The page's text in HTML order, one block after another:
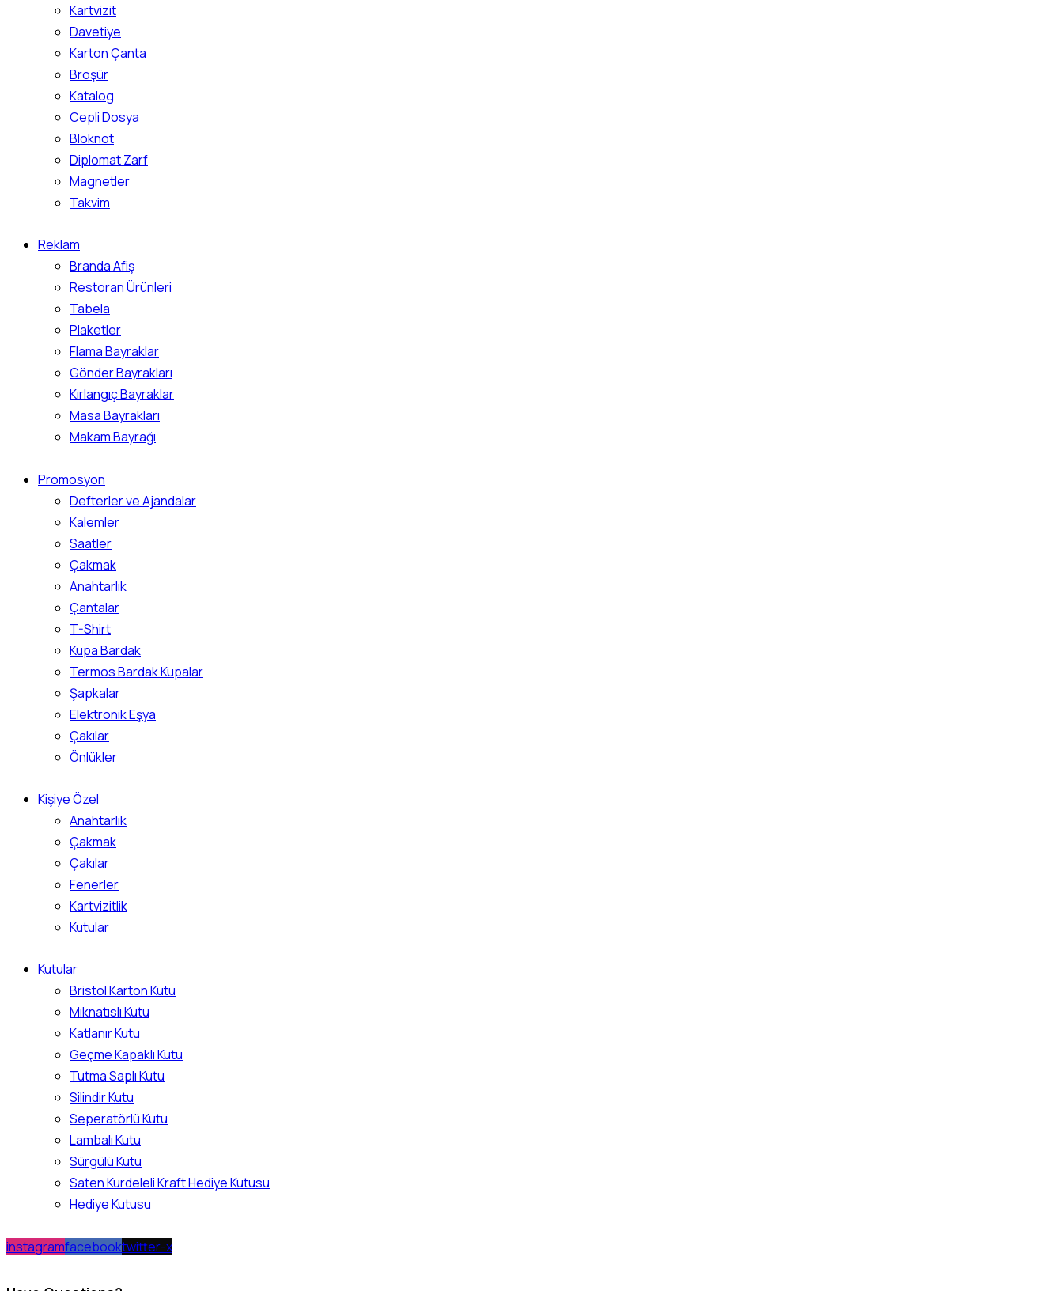
Kartvizit
Davetiye
Karton Çanta
Broşür
Katalog
Cepli Dosya
Bloknot
Diplomat Zarf
Magnetler
Takvim
Reklam
Branda Afiş
Restoran Ürünleri
Tabela
Plaketler
Flama Bayraklar
Gönder Bayrakları
Kırlangıç Bayraklar
Masa Bayrakları
Makam Bayrağı
Promosyon
Defterler ve Ajandalar
Kalemler
Saatler
Çakmak
Anahtarlık
Çantalar
T-Shirt
Kupa Bardak
Termos Bardak Kupalar
Şapkalar
Elektronik Eşya
Çakılar
Önlükler
Kişiye Özel
Anahtarlık
Çakmak
Çakılar
Fenerler
Kartvizitlik
Kutular
Kutular
Bristol Karton Kutu
Mıknatıslı Kutu
Katlanır Kutu
Geçme Kapaklı Kutu
Tutma Saplı Kutu
Silindir Kutu
Seperatörlü Kutu
Lambalı Kutu
Sürgülü Kutu
Saten Kurdeleli Kraft Hediye Kutusu
Hediye Kutusu
instagramfacebooktwitter-x